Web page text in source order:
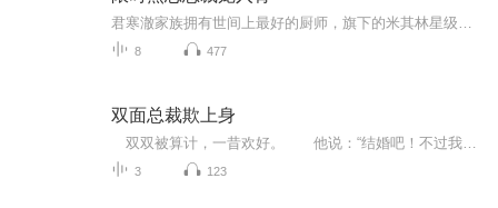
8 477
双面总裁欺上身
3 123